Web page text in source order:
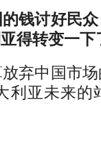
钱讨好民
得转变一下
弃中国市
利亚未来的